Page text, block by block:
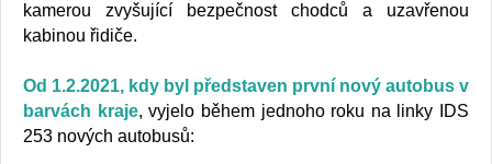
kamerou zvyšující bezpečnost chodců a uzavřenou
kabinou řidiče.
Od 1.2.2021, kdy byl představen první nový autobus v
barvách kraje, vyjelo během jednoho roku na linky IDS
253 nových autobusů: